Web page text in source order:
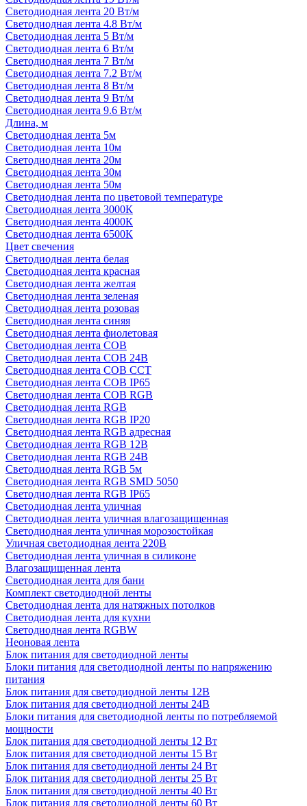
Светодиодная лента 20 Вт/м
Светодиодная лента 4.8 Вт/м
Светодиодная лента 5 Вт/м
Светодиодная лента 6 Вт/м
Светодиодная лента 7 Вт/м
Светодиодная лента 7.2 Вт/м
Светодиодная лента 8 Вт/м
Светодиодная лента 9 Вт/м
Светодиодная лента 9.6 Вт/м
Длина, м
Светодиодная лента 5м
Светодиодная лента 10м
Светодиодная лента 20м
Светодиодная лента 30м
Светодиодная лента 50м
Светодиодная лента по цветовой температуре
Светодиодная лента 3000К
Светодиодная лента 4000К
Светодиодная лента 6500К
Цвет свечения
Светодиодная лента белая
Светодиодная лента красная
Светодиодная лента желтая
Светодиодная лента зеленая
Светодиодная лента розовая
Светодиодная лента синяя
Светодиодная лента фиолетовая
Светодиодная лента COB
Светодиодная лента COB 24В
Светодиодная лента COB CCT
Светодиодная лента COB IP65
Светодиодная лента COB RGB
Светодиодная лента RGB
Светодиодная лента RGB IP20
Светодиодная лента RGB адресная
Светодиодная лента RGB 12В
Светодиодная лента RGB 24В
Светодиодная лента RGB 5м
Светодиодная лента RGB SMD 5050
Светодиодная лента RGB IP65
Светодиодная лента уличная
Светодиодная лента уличная влагозащищенная
Светодиодная лента уличная морозостойкая
Уличная светодиодная лента 220В
Светодиодная лента уличная в силиконе
Влагозащищенная лента
Светодиодная лента для бани
Комплект светодиодной ленты
Светодиодная лента для натяжных потолков
Светодиодная лента для кухни
Светодиодная лента RGBW
Неоновая лента
Блок питания для светодиодной ленты
Блоки питания для светодиодной ленты по напряжению
питания
Блок питания для светодиодной ленты 12В
Блок питания для светодиодной ленты 24В
Блоки питания для светодиодной ленты по потребляемой
мощности
Блок питания для светодиодной ленты 12 Вт
Блок питания для светодиодной ленты 15 Вт
Блок питания для светодиодной ленты 24 Вт
Блок питания для светодиодной ленты 25 Вт
Блок питания для светодиодной ленты 40 Вт
Блок питания для светодиодной ленты 60 Вт